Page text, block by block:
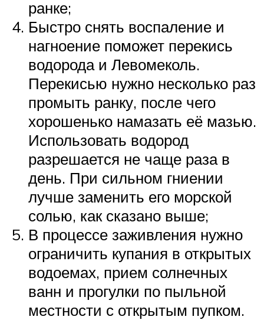
ранке;
Быстро снять воспаление и
нагноение поможет перекись
водорода и Левомеколь.
Перекисью нужно несколько раз
промыть ранку, после чего
хорошенько намазать её мазью.
Использовать водород
разрешается не чаще раза в
день. При сильном гниении
лучше заменить его морской
солью, как сказано выше;
В процессе заживления нужно
ограничить купания в открытых
водоемах, прием солнечных
ванн и прогулки по пыльной
местности с открытым пупком.